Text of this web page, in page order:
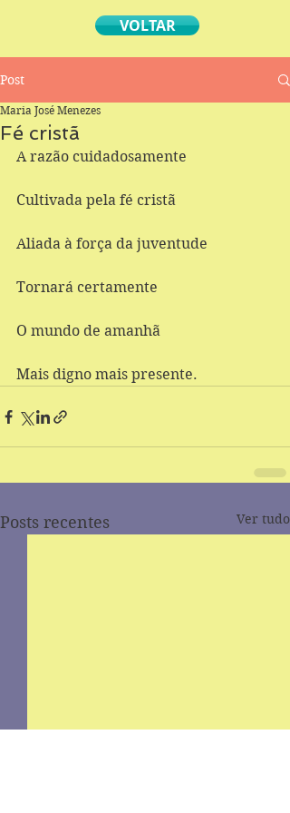
VOLTAR
Post
Fé cristã
Maria José Menezes
A razão cuidadosamente
Cultivada pela fé cristã
Aliada à força da juventude
Tornará certamente
O mundo de amanhã
Mais digno mais presente.
Posts recentes Ver tudo